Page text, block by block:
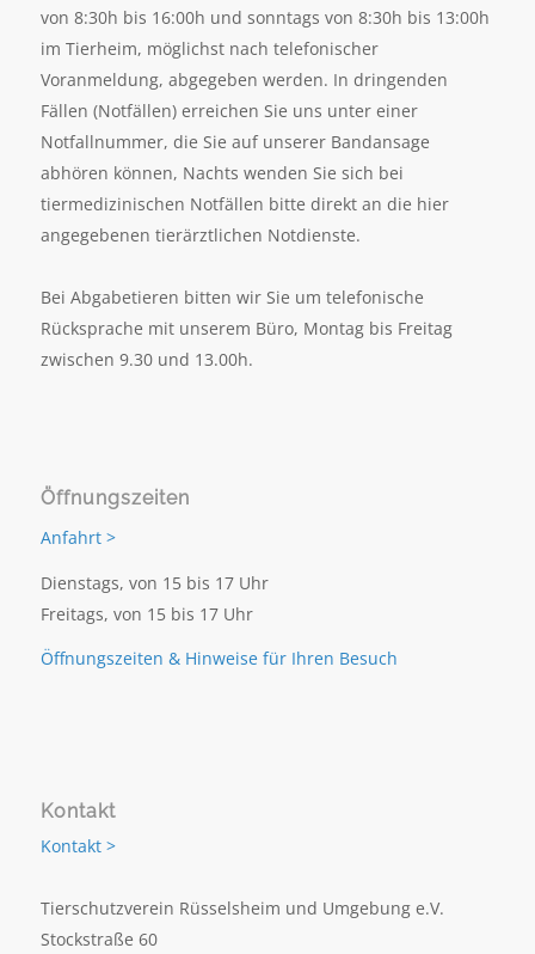
von 8:30h bis 16:00h und sonntags von 8:30h bis 13:00h
im Tierheim, möglichst nach telefonischer
Voranmeldung, abgegeben werden. In dringenden
Fällen (Notfällen) erreichen Sie uns unter einer
Notfallnummer, die Sie auf unserer Bandansage
abhören können, Nachts wenden Sie sich bei
tiermedizinischen Notfällen bitte direkt an die hier
angegebenen tierärztlichen Notdienste.
Bei Abgabetieren bitten wir Sie um telefonische
Rücksprache mit unserem Büro, Montag bis Freitag
zwischen 9.30 und 13.00h.
Öffnungszeiten
Anfahrt >
Dienstags, von 15 bis 17 Uhr
Freitags, von 15 bis 17 Uhr
Öffnungszeiten & Hinweise für Ihren Besuch
Kontakt
Kontakt >
Tierschutzverein Rüsselsheim und Umgebung e.V.
Stockstraße 60